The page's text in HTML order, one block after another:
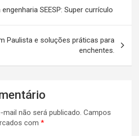
SEESP: Super currículo
Paulista e soluções práticas para
enchentes.
mail não será publicado. Campos
com *